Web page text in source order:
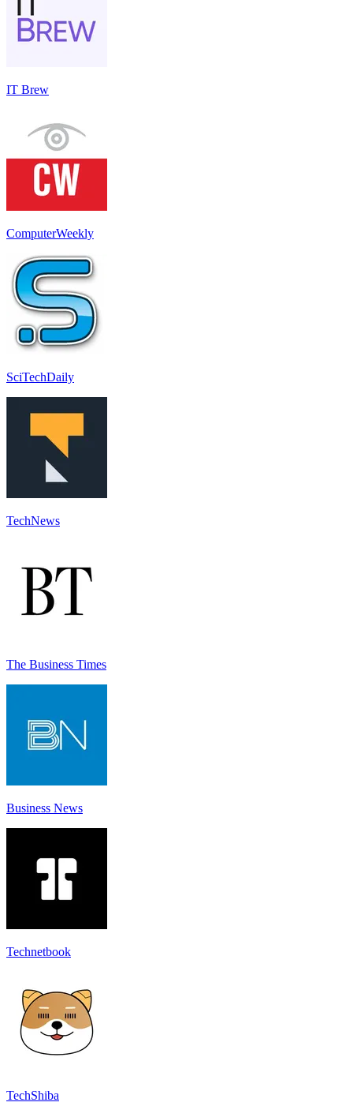
IT Brew
ComputerWeekly
SciTechDaily
TechNews
The Business Times
Business News
Technetbook
TechShiba